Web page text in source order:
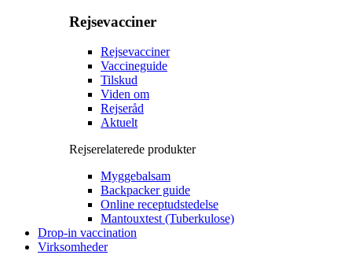
Rejsevacciner
Rejsevacciner
Vaccineguide
Tilskud
Viden om
Rejseråd
Aktuelt
Rejserelaterede produkter
Myggebalsam
Backpacker guide
Online receptudstedelse
Mantouxtest (Tuberkulose)
Drop-in vaccination
Virksomheder